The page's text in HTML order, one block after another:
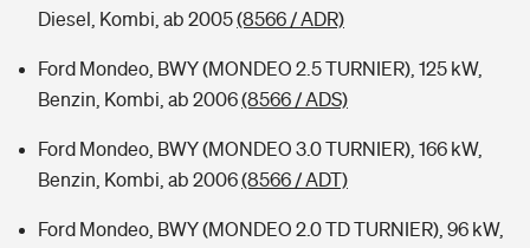
Diesel, Kombi, ab 2005(8566 / ADR)
Ford Mondeo, BWY (MONDEO 2.5 TURNIER), 125 kW,
Benzin, Kombi, ab 2006(8566 / ADS)
Ford Mondeo, BWY (MONDEO 3.0 TURNIER), 166 kW,
Benzin, Kombi, ab 2006(8566 / ADT)
Ford Mondeo, BWY (MONDEO 2.0 TD TURNIER), 96 kW,